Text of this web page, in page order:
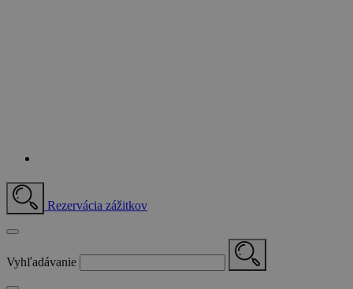
Rezervácia zážitkov
Vyhľadávanie